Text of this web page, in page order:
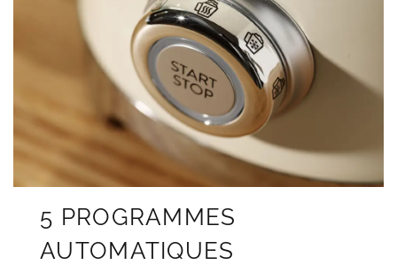
5 PROGRAMMES
AUTOMATIQUES